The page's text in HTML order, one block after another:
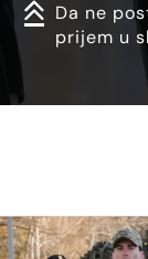
Da ne
prijem u